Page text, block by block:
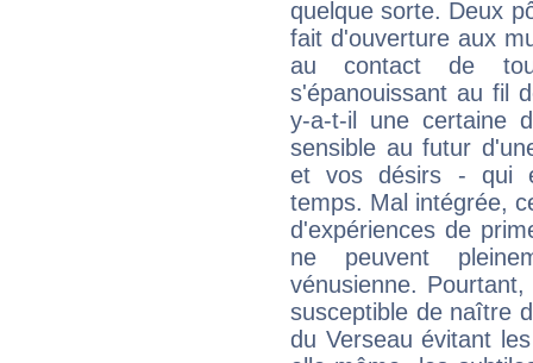
quelque sorte. Deux
fait d'ouverture aux
au contact de
s'épanouissant au fil
y-a-t-il une certaine
sensible au futur
et vos désirs - qui
temps. Mal intégrée,
d'expériences de
ne peuvent
vénusienne.
susceptible de naître
du Verseau évitant